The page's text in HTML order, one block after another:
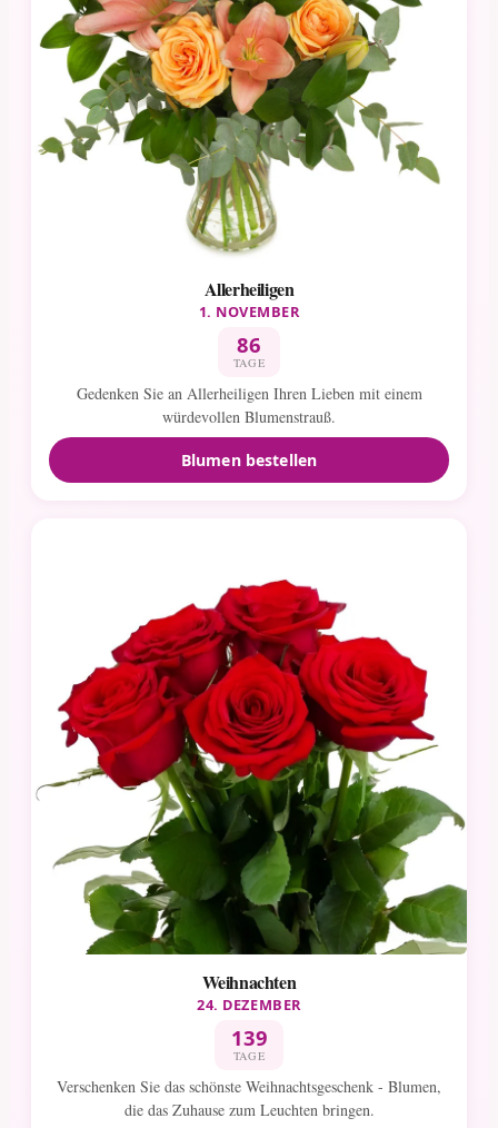
Allerheiligen
1. NOVEMBER
86
TAGE
Gedenken Sie an Allerheiligen Ihren Lieben mit einem
würdevollen Blumenstrauß.
Blumen bestellen
Weihnachten
24. DEZEMBER
139
TAGE
Verschenken Sie das schönste Weihnachtsgeschenk - Blumen,
die das Zuhause zum Leuchten bringen.